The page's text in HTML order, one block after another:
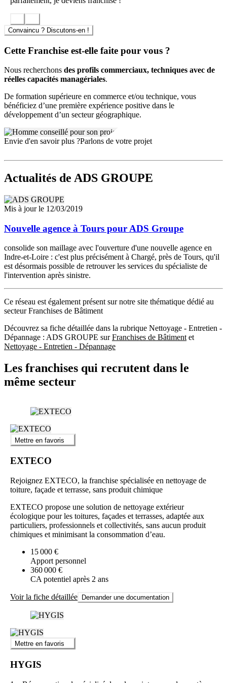
désinfecter toute typologie de système en secteurs hospitaliers,
établissements recevant du public, industrie, laboratoire,
habitat collectif…
Le dégraissage et la désinfection des systèmes d’extraction
traiter les plafonds filtrants, des hottes de cuisine
Amiante: ADS Groupe intègre les problématiques d’amiante dans
Nous avons la capacité de réaliser nos métiers en milieu amianté.
ADS Groupe doit être national et Leader en France en 2017.
permettra au réseau d’ être un interlocuteur de dimension adaptée
aux attentes des structures d’achat des compagnies
d’assurances et des réseaux nationaux d’experts
Convaincu ? Discutons-en !
Cette Franchise est-elle faite pour vous ?
Nous recherchons des profils commerciaux, techniques avec de
réelles capacités managériales.
De formation supérieure en commerce et/ou technique, vous
bénéficiez d’une première expérience positive dans le
développement d’un secteur géographique.
Envie d'en savoir plus ?Parlons de votre projet
Actualités de ADS GROUPE
Mis à jour le 12/03/2019
Nouvelle agence à Tours pour ADS Groupe
consolide son maillage avec l'ouverture d'une nouvelle agence en
Indre-et-Loire : c'est plus précisément à Chargé, près de Tours, qu'il
est désormais possible de retrouver les services du spécialiste de
l'intervention après sinistre.
Ce réseau est également présent sur notre site thématique dédié au
secteur Franchises de Bâtiment
Découvrez sa fiche détaillée dans la rubrique Nettoyage - Entretien -
Dépannage : ADS GROUPE surFranchises de Bâtimentet
Nettoyage - Entretien - Dépannage
Les franchises qui recrutent dans le
même secteur
Mettre en favoris
EXTECO
Rejoignez EXTECO, la franchise spécialisée en nettoyage de
toiture, façade et terrasse, sans produit chimique
EXTECO propose une solution de nettoyage extérieur
écologique pour les toitures, façades et terrasses, adaptée aux
particuliers, professionnels et collectivités, sans aucun produit
chimiques et minimisant la consommation d’eau.
15 000 €
Apport personnel
360 000 €
CA potentiel après 2 ans
Voir la fiche détaillée Demander une documentation
Mettre en favoris
HYGIS